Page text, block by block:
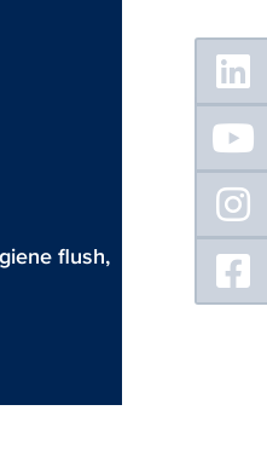
flush,
Floating